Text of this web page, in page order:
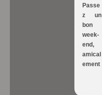
Passe
z un
bon
week-
end,
amical
ement